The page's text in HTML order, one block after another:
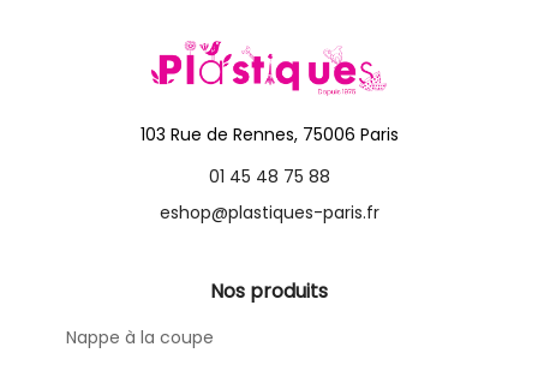
103 Rue de Rennes, 75006 Paris
01 45 48 75 88
eshop@plastiques-paris.fr
Nos produits
Nappe à la coupe